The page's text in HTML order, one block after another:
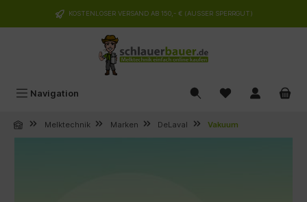
springen KOSTENLOSER VERSAND AB 150,- € (AUSSER SPERRGUT)
Navigation
Melktechnik Marken DeLaval Vakuum